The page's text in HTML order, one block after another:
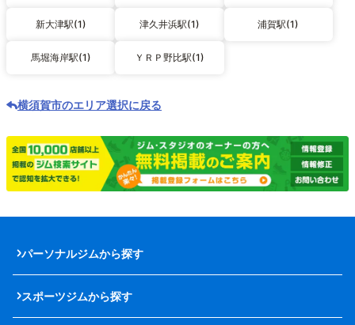
新大津駅(1) 津久井浜駅(1) 浦賀駅(1)
馬堀海岸駅(1) ＹＲＰ野比駅(1)
横須賀市のエリア選択に戻る
パーソナルジムから探す
スポーツジムから探す